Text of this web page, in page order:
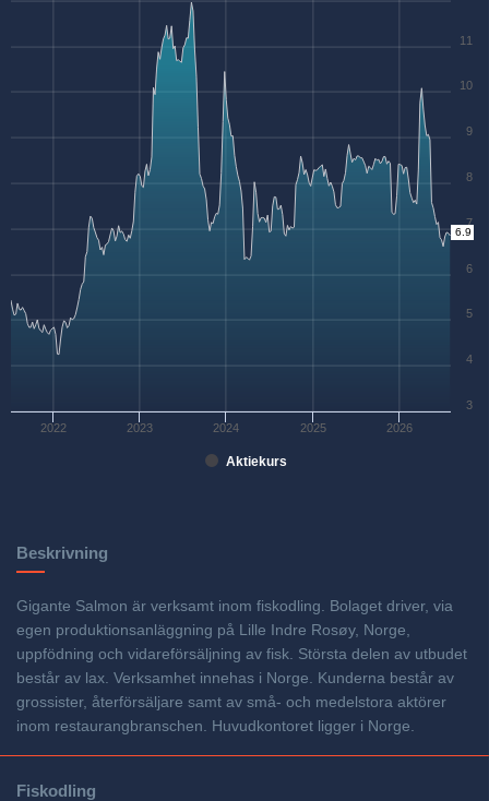
Aktiekurs
2022 2023 2024 2025 2026
3
4
5
6
7
8
9
10
11
6.9
Beskrivning
Gigante Salmon är verksamt inom fiskodling. Bolaget driver, via
egen produktionsanläggning på Lille Indre Rosøy, Norge,
uppfödning och vidareförsäljning av fisk. Största delen av utbudet
består av lax. Verksamhet innehas i Norge. Kunderna består av
grossister, återförsäljare samt av små- och medelstora aktörer
inom restaurangbranschen. Huvudkontoret ligger i Norge.
Fiskodling